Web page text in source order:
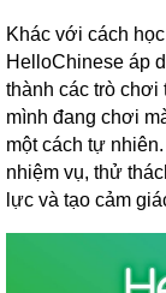
Khác với cách
HelloChinese áp
thành các trò
mình đang chơi
một cách tự
nhiệm vụ, thử
lực và tạo cảm